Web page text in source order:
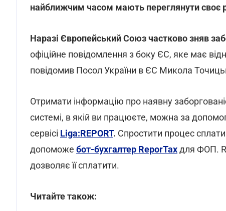
найближчим часом мають переглянути своє
Наразі Європейський Союз частково зняв
офіційне повідомлення з боку ЄС, яке має
повідомив Посол України в ЄС Микола
Отримати інформацію про наявну
системі, в якій ви працюєте, можна за
сервісі Liga:REPORT. Спростити процес сплати
допоможе бот-бухгалтер ReporTaxдля ФОП.
дозволяє її cплатити.
Читайте також: